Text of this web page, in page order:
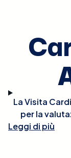
La Visita
per la
cuore.
Leggi di più